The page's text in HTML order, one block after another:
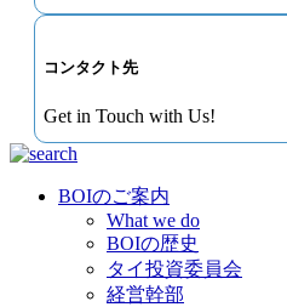
コンタクト先
Get in Touch with Us!
BOIのご案内
What we do
BOIの歴史
タイ投資委員会
経営幹部